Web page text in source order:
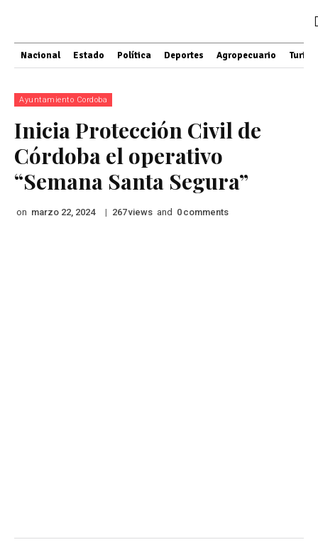
Nacional Estado Política Deportes Agropecuario
Ayuntamiento Cordoba
Inicia Protección Civil de
Córdoba el operativo
“Semana Santa Segura”
on marzo 22, 2024 | 267views and 0 comments